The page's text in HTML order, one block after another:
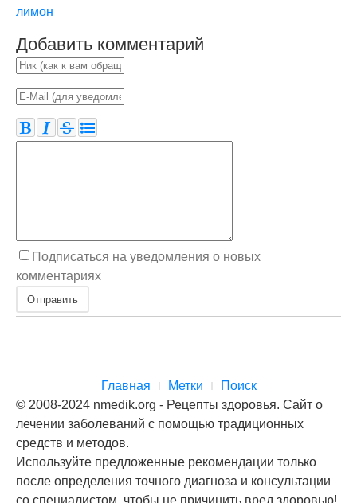
лимон
Добавить комментарий
Подписаться на уведомления о новых
комментариях
Отправить
Главная Метки
Поиск
© 2008-2024 nmedik.org - Рецепты здоровья. Сайт о
лечении заболеваний с помощью традиционных
средств и методов.
Используйте предложенные рекомендации только
после определения точного диагноза и консультации